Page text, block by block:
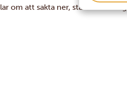
om att sakta ner, stanna lite